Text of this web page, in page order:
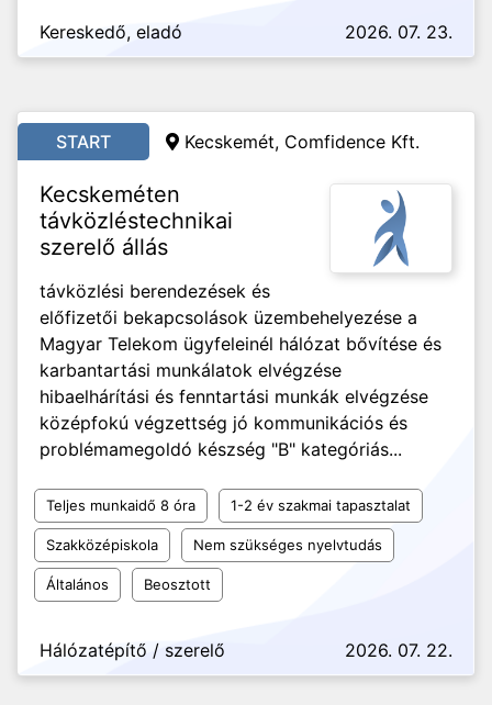
Kereskedő, eladó
2026. 07. 23.
START Kecskemét, Comfidence Kft.
Kecskeméten
távközléstechnikai
szerelő állás
távközlési berendezések és
előfizetői bekapcsolások üzembehelyezése a
Magyar Telekom ügyfeleinél hálózat bővítése és
karbantartási munkálatok elvégzése
hibaelhárítási és fenntartási munkák elvégzése
középfokú végzettség jó kommunikációs és
problémamegoldó készség "B" kategóriás...
Teljes munkaidő 8 óra 1-2 év szakmai tapasztalat
Szakközépiskola Nem szükséges nyelvtudás
Általános Beosztott
Hálózatépítő / szerelő 2026. 07. 22.